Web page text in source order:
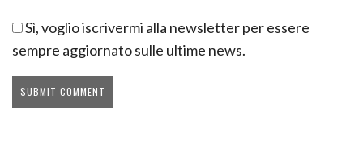
Sì, voglio iscrivermi alla newsletter per essere
sempre aggiornato sulle ultime news.